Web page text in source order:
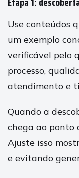
Use conteúdos
um exemplo
verificável pelo
processo,
atendimento e
Quando a
chega ao ponto
Ajuste isso
e evitando